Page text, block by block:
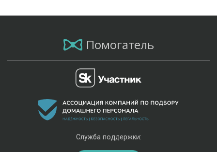
Помогатель
Служба поддержки: